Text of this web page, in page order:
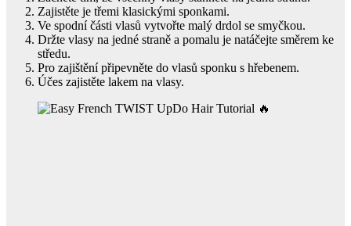
Zajistěte je třemi klasickými sponkami.
Ve spodní části vlasů vytvořte malý drdol se smyčkou.
Držte vlasy na jedné straně a pomalu je natáčejte směrem ke
středu.
Pro zajištění připevněte do vlasů sponku s hřebenem.
Účes zajistěte lakem na vlasy.